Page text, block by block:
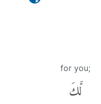
for you;
لَّكَ